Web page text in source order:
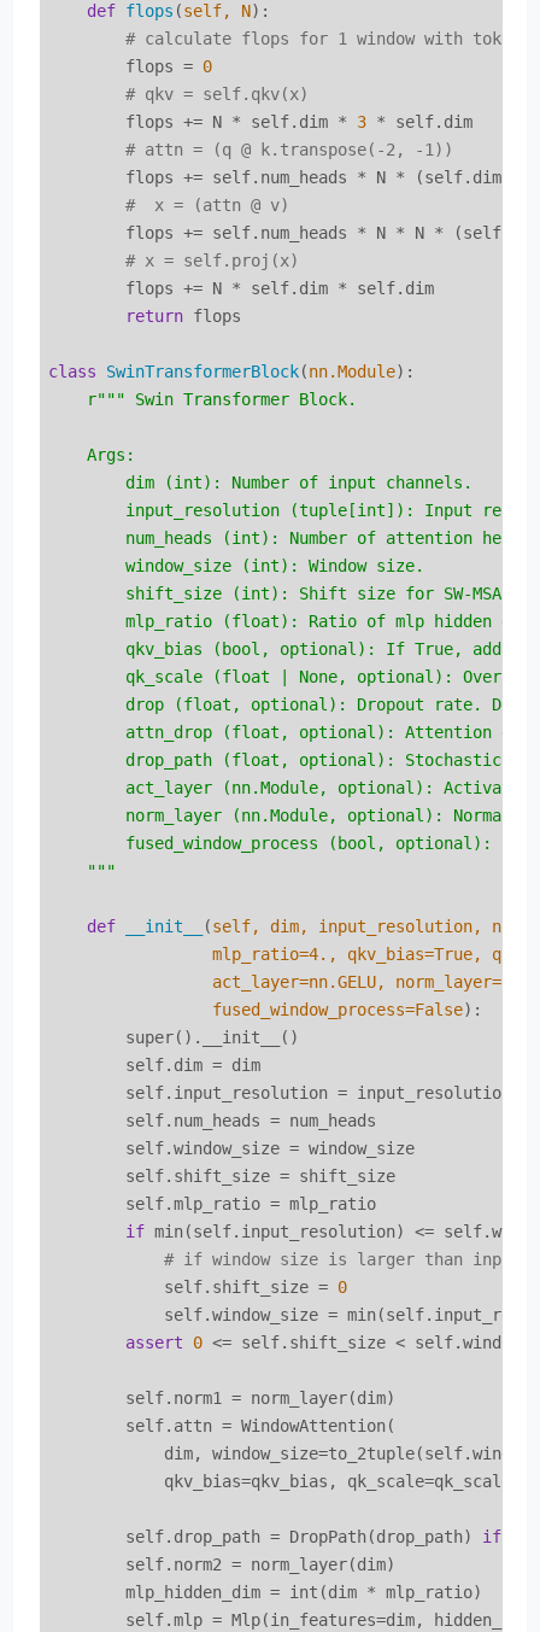
def flops (self, N):
# calculate flops for 1 window with token
        flops =
0
# qkv = self.qkv(x)
        flops += N * self.dim *
3 * self.dim
# attn = (q @ k.transpose(-2, -1))
flops += self.num_heads * N * (self.dim //
#  x = (attn @ v)
flops += self.num_heads * N * N *
# x = self.proj(x)
        flops += N * self.dim * self.dim
return flops
class SwinTransformerBlock(nn.Module):
r""" Swin Transformer Block.
    Args:
        dim (int): Number of input channels.
input_resolution (tuple[int]): Input
        num_heads (int): Number of attention heads.
        window_size (int): Window size.
        shift_size (int): Shift size for SW-MSA.
mlp_ratio (float): Ratio of mlp hidden dim
qkv_bias (bool, optional): If True, add a
qk_scale (float | None, optional):
drop (float, optional): Dropout rate.
attn_drop (float, optional): Attention
drop_path (float, optional): Stochastic
act_layer (nn.Module, optional):
norm_layer (nn.Module, optional):
fused_window_process (bool, optional): If
    """
def __init__ (self, dim, input_resolution,
                 mlp_ratio=
4. , qkv_bias=True,
act_layer=nn.GELU,
                 fused_window_process=False
):
        super().__init__()
        self.dim = dim
        self.input_resolution = input_resolution
        self.num_heads = num_heads
        self.window_size = window_size
        self.shift_size = shift_size
        self.mlp_ratio = mlp_ratio
if min(self.input_resolution) <=
# if window size is larger than input
            self.shift_size =
0
self.window_size =
assert
0 <= self.shift_size <
        self.norm1 = norm_layer(dim)
        self.attn = WindowAttention(
dim,
qkv_bias=qkv_bias, qk_scale=qk_scale,
        self.drop_path = DropPath(drop_path)
if
        self.norm2 = norm_layer(dim)
        mlp_hidden_dim = int(dim * mlp_ratio)
self.mlp = Mlp(in_features=dim,